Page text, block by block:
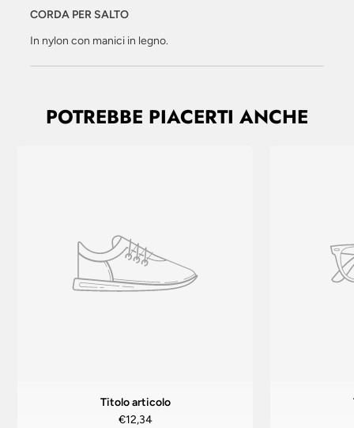
CORDA PER SALTO
In nylon con manici in legno.
POTREBBE PIACERTI ANCHE
Titolo articolo
€12,34